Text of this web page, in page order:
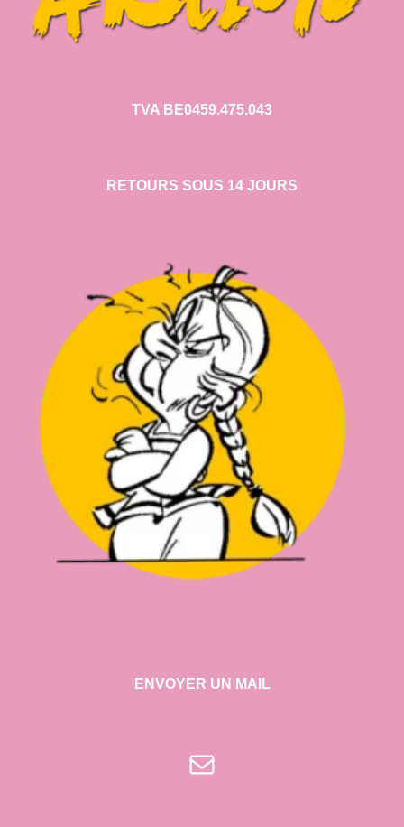
TVA BE0459.475.043
RETOURS SOUS 14 JOURS
ENVOYER UN MAIL
E-mail